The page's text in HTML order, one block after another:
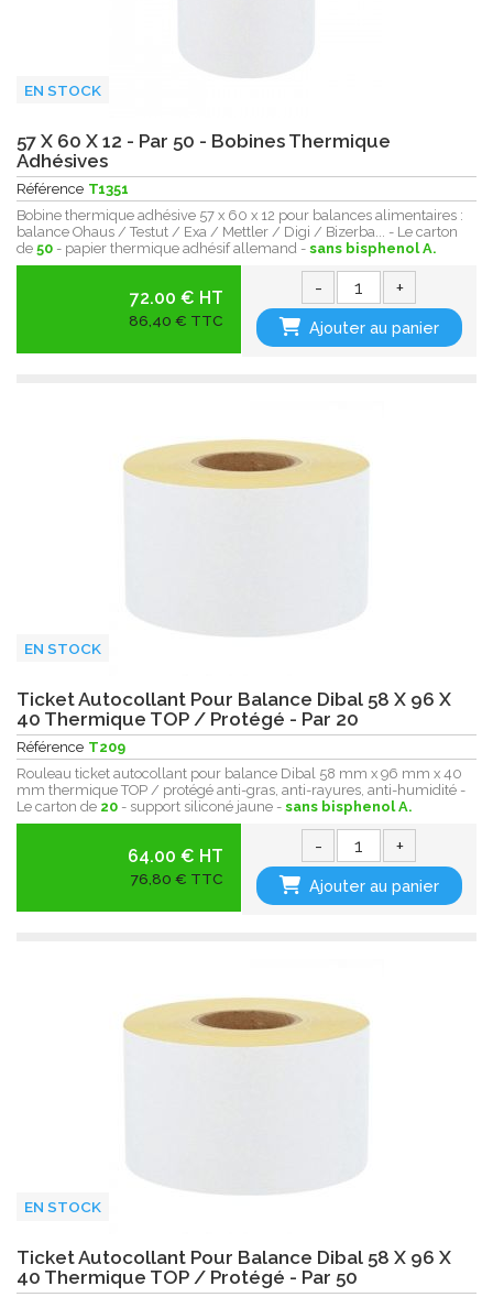
EN STOCK
57 X 60 X 12 - Par 50 - Bobines Thermique
Adhésives
Référence T1351
Bobine thermique adhésive 57 x 60 x 12 pour balances alimentaires :
balance Ohaus / Testut / Exa / Mettler / Digi / Bizerba... - Le carton
de 50 - papier thermique adhésif allemand - sans bisphenol A.
72.00 € HT
86,40 € TTC
- +
Ajouter au panier
EN STOCK
Ticket Autocollant Pour Balance Dibal 58 X 96 X
40 Thermique TOP / Protégé - Par 20
Référence T209
Rouleau ticket autocollant pour balance Dibal 58 mm x 96 mm x 40
mm thermique TOP / protégé anti-gras, anti-rayures, anti-humidité -
Le carton de 20 - support siliconé jaune - sans bisphenol A.
64.00 € HT
76,80 € TTC
- +
Ajouter au panier
EN STOCK
Ticket Autocollant Pour Balance Dibal 58 X 96 X
40 Thermique TOP / Protégé - Par 50